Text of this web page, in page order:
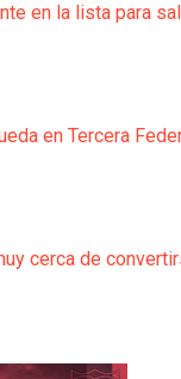
en la lista para
en Tercera
cerca de